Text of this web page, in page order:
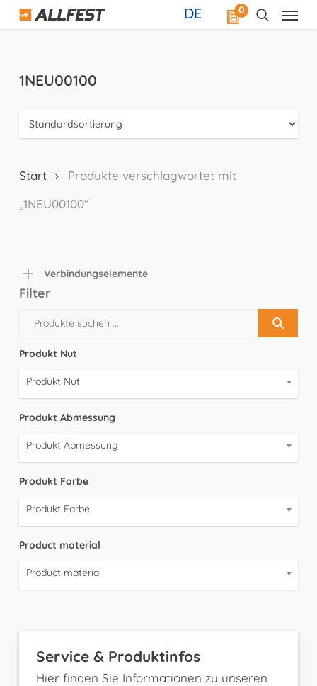
Skip
0
DE
1NEU00100
Start
Produkte verschlagwortet mit
„1NEU00100“
Verbindungselemente
Filter
Produkt Nut
Produkt Nut
Produkt Abmessung
Produkt Abmessung
Produkt Farbe
Produkt Farbe
Product material
Product material
Service & Produktinfos
Hier finden Sie Informationen zu unseren